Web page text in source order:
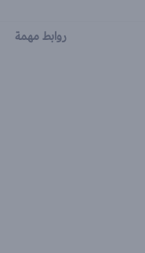
روابط مهمة